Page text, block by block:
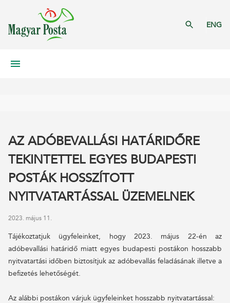
ENG
AZ ADÓBEVALLÁSI HATÁRIDŐRE
TEKINTETTEL EGYES BUDAPESTI
POSTÁK HOSSZÍTOTT
NYITVATARTÁSSAL ÜZEMELNEK
2023. május 11.
Tájékoztatjuk ügyfeleinket, hogy 2023. május 22-én az
adóbevallási határidő miatt egyes budapesti postákon hosszabb
nyitvatartási időben biztosítjuk az adóbevallás feladásának illetve a
befizetés lehetőségét.
Az alábbi postákon várjuk ügyfeleinket hosszabb nyitvatartással: